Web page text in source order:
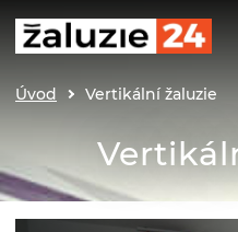
Úvod Vertikální žaluzie